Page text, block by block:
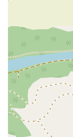
Zamknij